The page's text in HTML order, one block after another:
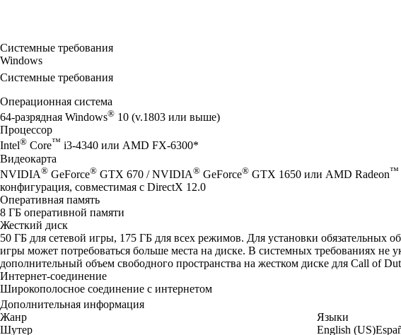
Системные требования
Windows
Системные требования
Операционная система
64-разрядная Windows® 10 (v.1803 или выше)
Процессор
Intel® Core™ i3-4340 или AMD FX-6300*
Видеокарта
NVIDIA® GeForce® GTX 670 / NVIDIA® GeForce® GTX 1650 или AMD Radeon™
конфигурация, совместимая с DirectX 12.0
Оперативная память
8 ГБ оперативной памяти
Жесткий диск
50 ГБ для сетевой игры, 175 ГБ для всех режимов. Для установки обязательных
игры может потребоваться больше места на диске. В системных требованиях не
дополнительный объем свободного пространства на жестком диске для Call of
Интернет-соединение
Широкополосное соединение с интернетом
Дополнительная информация
Жанр
Шутер
Языки
English (US)